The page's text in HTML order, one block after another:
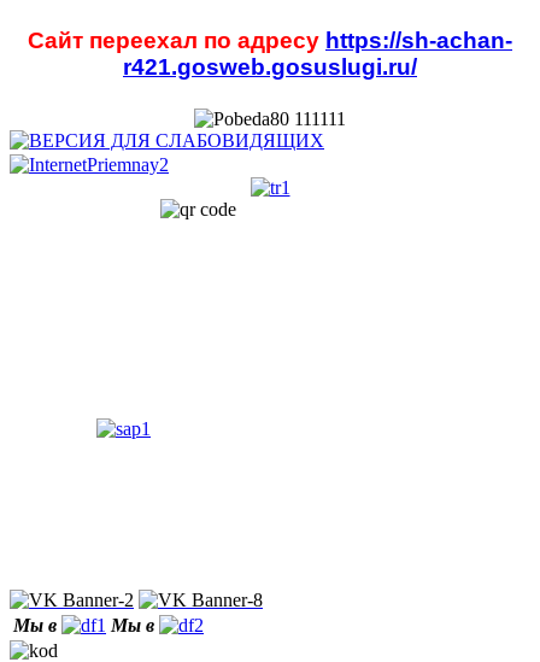
Сайт переехал по адресу https://sh-achan-
r421.gosweb.gosuslugi.ru/
Мы в Мы в